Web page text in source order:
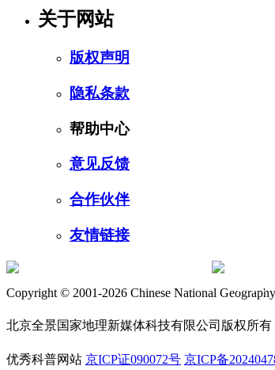
关于网站
版权声明
隐私条款
帮助中心
意见反馈
合作伙伴
友情链接
订阅号
Copyright © 2001-2026 Chinese National
北京全景国家地理新媒体科技有限公司版权所有
优秀科普网站 京ICP证090072号 京ICP备